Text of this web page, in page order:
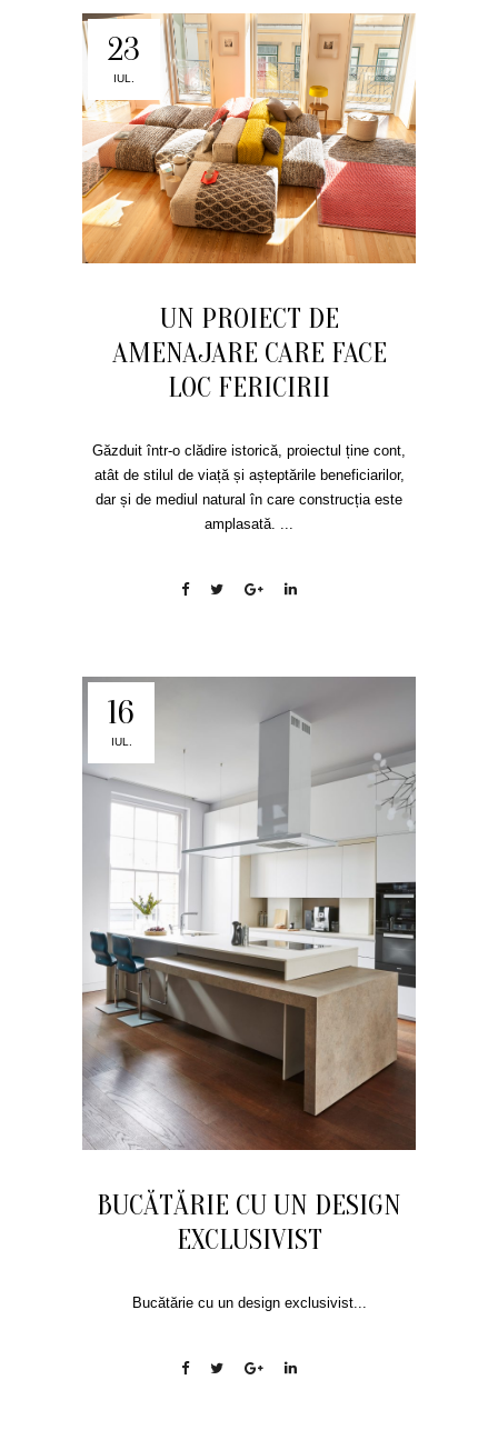
23
IUL.
UN PROIECT DE
AMENAJARE CARE FACE
LOC FERICIRII
Găzduit într-o clădire istorică, proiectul ține cont,
atât de stilul de viață și așteptările beneficiarilor,
dar și de mediul natural în care construcția este
amplasată. ...
16
IUL.
BUCĂTĂRIE CU UN DESIGN
EXCLUSIVIST
Bucătărie cu un design exclusivist...